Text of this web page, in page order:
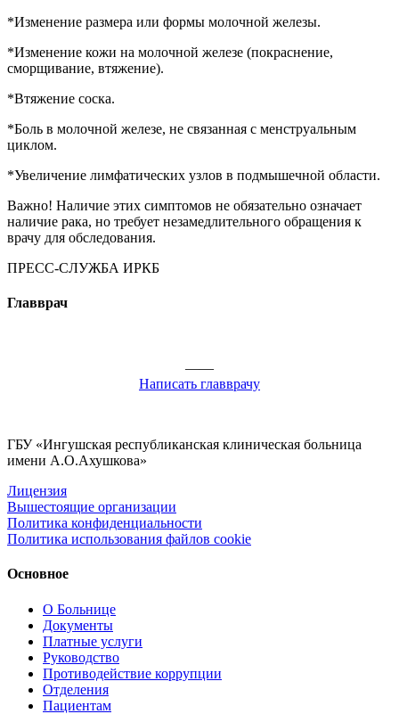
*Изменение размера или формы молочной железы.
*Изменение кожи на молочной железе (покраснение,
сморщивание, втяжение).
*Втяжение соска.
*Боль в молочной железе, не связанная с менструальным
циклом.
*Увеличение лимфатических узлов в подмышечной области.
Важно! Наличие этих симптомов не обязательно означает
наличие рака, но требует незамедлительного обращения к
врачу для обследования.
ПРЕСС-СЛУЖБА ИРКБ
Главврач
——
Написать главврачу
ГБУ «Ингушская республиканская клиническая больница
имени А.О.Ахушкова»
Лицензия
Вышестоящие организации
Политика конфиденциальности
Политика использования файлов cookie
Основное
О Больнице
Документы
Платные услуги
Руководство
Противодействие коррупции
Отделения
Пациентам